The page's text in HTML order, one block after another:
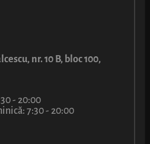
nr. 10 B, bloc 100,
- 20:00
7:30 - 20:00